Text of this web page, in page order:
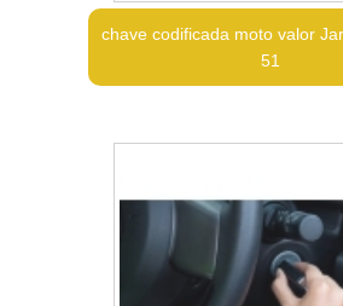
chave codificada moto valor
51